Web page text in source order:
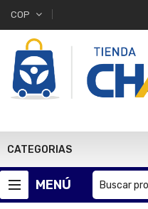
COP
CATEGORIAS
MENÚ